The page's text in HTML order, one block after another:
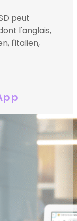
peut
l'anglais,
l'italien,